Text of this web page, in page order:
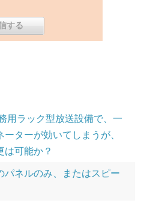
用ラック型放送設備で、一
ターが効いてしまうが、
は可能か？
パネルのみ、またはスピー